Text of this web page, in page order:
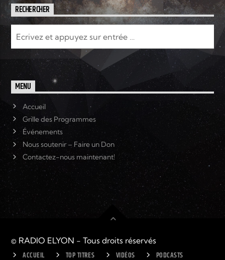
RECHERCHER
MENU
Accueil
Grille des Programmes
Événements
Nous soutenir – Faire un Don
Contactez-nous maintenant!
© RADIO ELYON - Tous droits réservés
ACCUEIL TOP TITRES VIDÉOS PODCASTS